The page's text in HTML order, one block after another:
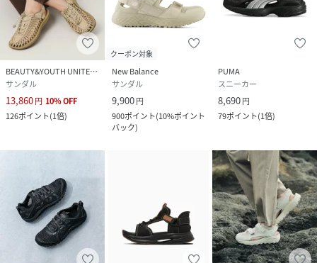
BEAUTY&YOUTH UNITED ARROWS
サンダル
13,860円 10%OFF
126ポイント(1倍)
クーポン対象
New Balance
サンダル
9,900円
900ポイント(10%ポイント
バック)
PUMA
スニーカー
8,690円
79ポイント(1倍)